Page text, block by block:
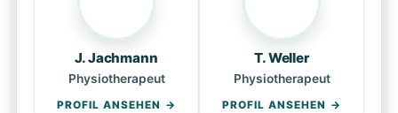
J. Jachmann
Physiotherapeut
PROFIL ANSEHEN
T. Weller
Physiotherapeut
PROFIL ANSEHEN